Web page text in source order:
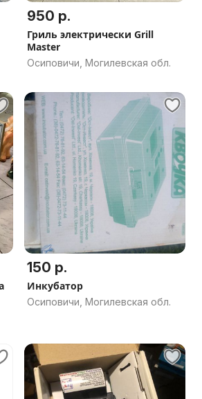
950 р.
Гриль электрически Grill
Master
Осиповичи, Могилевская обл.
150 р.
Инкубатор
Осиповичи, Могилевская обл.